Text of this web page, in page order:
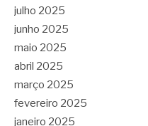
julho 2025
junho 2025
maio 2025
abril 2025
março 2025
fevereiro 2025
janeiro 2025